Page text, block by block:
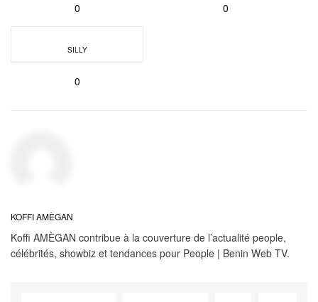
0 0
SILLY
0
KOFFI AMÈGAN
Koffi AMÈGAN contribue à la couverture de l’actualité people,
célébrités, showbiz et tendances pour People | Benin Web TV.